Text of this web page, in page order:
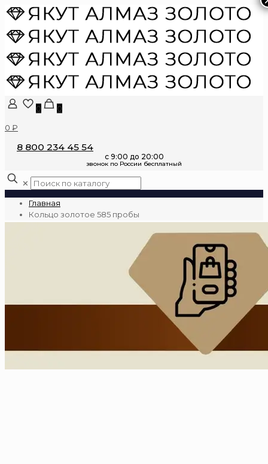
0
0
0 ₽
8 800 234 45 54
✕
Главная
Кольцо золотое 585 пробы